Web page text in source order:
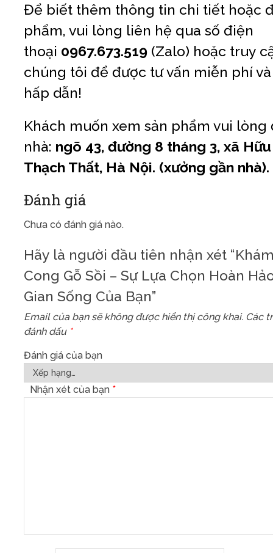
Để biết thêm thông tin chi tiết hoặc
phẩm, vui lòng liên hệ qua số điện
thoại 0967.673.519 (Zalo) hoặc truy
chúng tôi để được tư vấn miễn phí
hấp dẫn!
Khách muốn xem sản phẩm vui lòng
nhà: ngõ 43, đường 8 tháng 3, xã
Thạch Thất, Hà Nội. (xưởng gần nhà).
Đánh giá
Chưa có đánh giá nào.
Hãy là người đầu tiên nhận xét
Cong Gỗ Sồi – Sự Lựa Chọn Hoàn
Gian Sống Của Bạn”
Email của bạn sẽ không được hiển thị công khai. Các
đánh dấu *
Đánh giá của bạn
Nhận xét của bạn *